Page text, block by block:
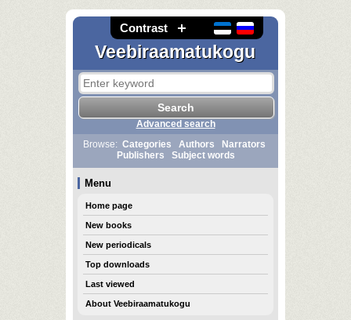
Contrast
Veebiraamatukogu
Advanced search
Browse: Categories Authors
Narrators
Publishers
Subject words
Menu
Home page
New books
New periodicals
Top downloads
Last viewed
About Veebiraamatukogu